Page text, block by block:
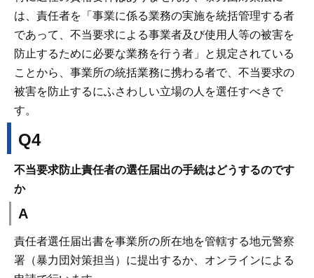
は、責任者を「事業に係る業務の実施を統括管理する者
であって、不当要求による事業者及び使用人等の被害を
防止するために必要な業務を行う者」と規定されている
ことから、事業所の統括業務に携わる者で、不当要求の
被害を防止するにふさわしい立場の人を選任すべきで
す。
Q4
不当要求防止責任者の選任届出の手続はどうするのです
か
A
責任者選任届出書を事業所の所在地を管轄する地元警察
署（暴力団対策担当）に提出するか、オンラインによる